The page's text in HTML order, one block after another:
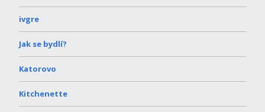
ivgre
Jak se bydlí?
Katorovo
Kitchenette